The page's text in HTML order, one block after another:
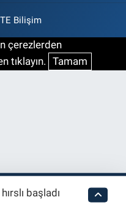
TE Bilişim
çerezlerden
tıklayın. Tamam
başladı